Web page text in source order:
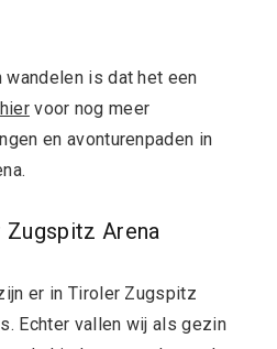
wandelen is dat het een
hiervoor nog meer
en avonturenpaden in
Arena
er in Tiroler Zugspitz
Echter vallen wij als gezin